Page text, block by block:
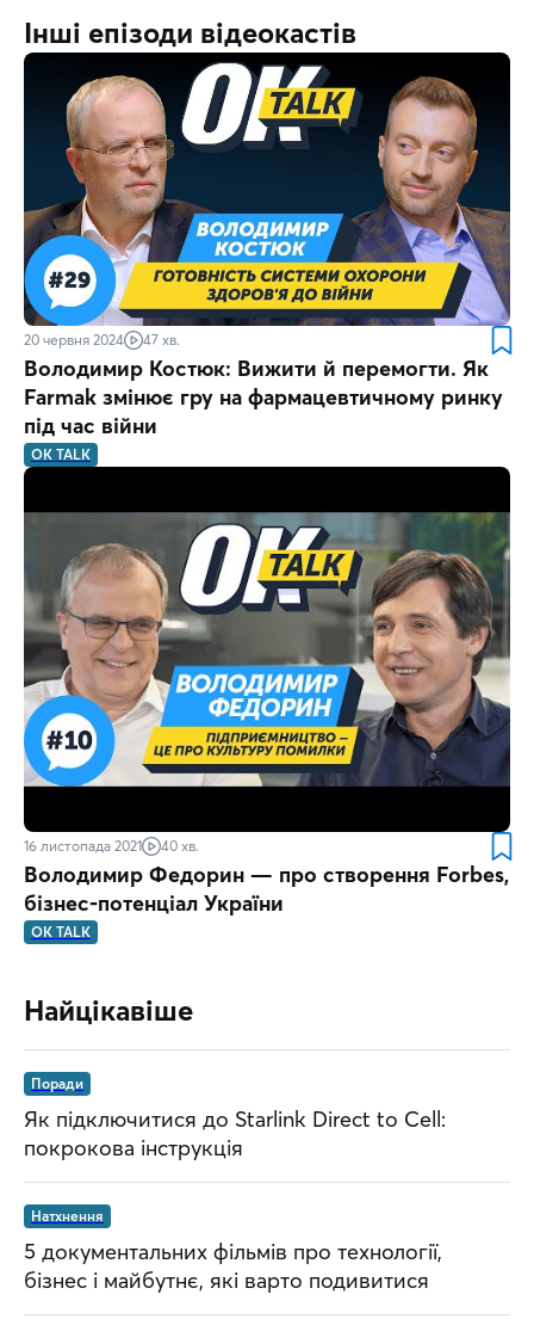
Інші епізоди відеокастів
20 червня 2024 47 хв.
Володимир Костюк: Вижити й перемогти. Як
Farmak змінює гру на фармацевтичному ринку
під час війни
OK TALK
16 листопада 2021 40 хв.
Володимир Федорин — про створення Forbes,
бізнес-потенціал України
OK TALK
Найцікавіше
Поради
Як підключитися до Starlink Direct to Cell:
покрокова інструкція
Натхнення
5 документальних фільмів про технології,
бізнес і майбутнє, які варто подивитися